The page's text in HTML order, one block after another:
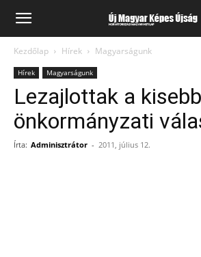
Kezdőlap Hírek Magyarságunk
Hírek Magyarságunk
Lezajlottak a
önkormányzati
Írta: Adminisztrátor - 2011, július 12.